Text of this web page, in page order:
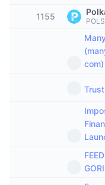
Thịnh hành
Tiền mã hóa
Công nghệ
Tiền điện tử
Bitcoin ETF
Ethereum ETF
CMC Giao
Học hỏi
Nghiên cứu
Bảng thuật
1155 POLS
com)